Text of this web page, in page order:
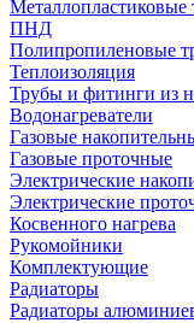
ПНД
Полипропиленовые
Теплоизоляция
Трубы и фитинги из
Водонагреватели
Газовые
Газовые проточные
Электрические
Электрические
Косвенного нагрева
Рукомойники
Комплектующие
Радиаторы
Радиаторы